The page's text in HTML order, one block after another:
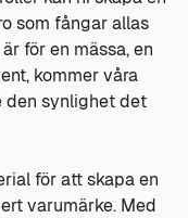
som fångar allas
för en mässa, en
kommer våra
den synlighet det
för att skapa en
varumärke. Med